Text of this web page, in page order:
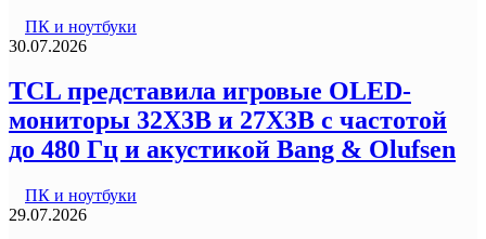
ПК и ноутбуки
30.07.2026
TCL представила игровые OLED-
мониторы 32X3B и 27X3B с частотой
до 480 Гц и акустикой Bang & Olufsen
ПК и ноутбуки
29.07.2026